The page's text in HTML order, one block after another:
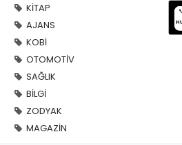
KİTAP
AJANS
KOBİ
OTOMOTİV
SAĞLIK
BİLGİ
ZODYAK
MAGAZİN